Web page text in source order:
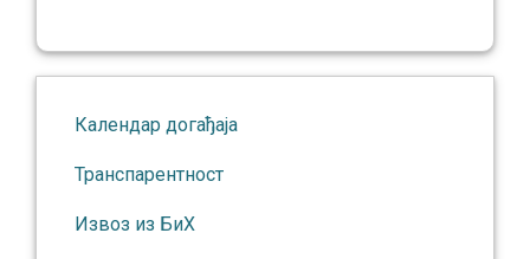
Календар догађаја
Транспарентност
Извоз из БиХ